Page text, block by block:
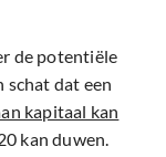
de potentiële
schat dat een
kapitaal kan
kan duwen.